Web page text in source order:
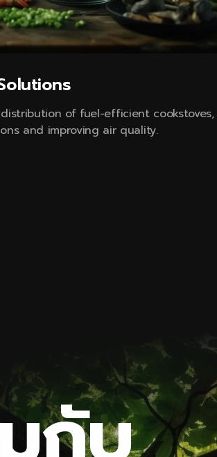
of fuel-efficient cookstoves,
and improving air quality.